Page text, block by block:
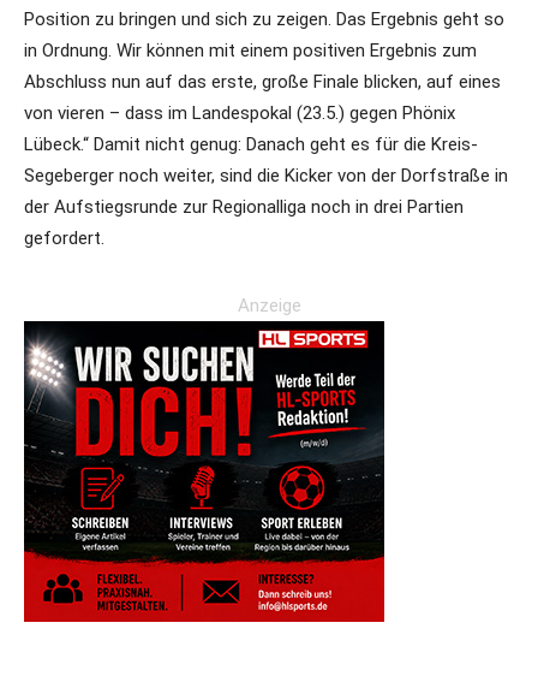
Position zu bringen und sich zu zeigen. Das Ergebnis geht so
in Ordnung. Wir können mit einem positiven Ergebnis zum
Abschluss nun auf das erste, große Finale blicken, auf eines
von vieren – dass im Landespokal (23.5.) gegen Phönix
Lübeck.“ Damit nicht genug: Danach geht es für die Kreis-
Segeberger noch weiter, sind die Kicker von der Dorfstraße in
der Aufstiegsrunde zur Regionalliga noch in drei Partien
gefordert.
Anzeige